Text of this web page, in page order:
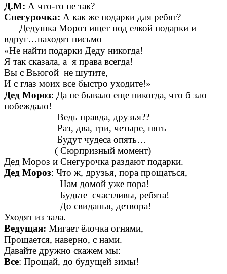
Д.М: А что-то не так?
Снегурочка: А как же подарки для ребят?
Дедушка Мороз ищет под елкой подарки и
вдруг…находят письмо
«Не найти подарки Деду никогда!
Я так сказала, а я права всегда!
Вы с Вьюгой не шутите,
И с глаз моих все быстро уходите!»
Дед Мороз: Да не бывало еще никогда, что б зло
побеждало!
Ведь правда, друзья??
Раз, два, три, четыре, пять
Будут чудеса опять…
( Сюрпризный момент)
Дед Мороз и Снегурочка раздают подарки.
Дед Мороз: Что ж, друзья, пора прощаться,
Нам домой уже пора!
Будьте счастливы, ребята!
До свиданья, детвора!
Уходят из зала.
Ведущая: Мигает ёлочка огнями,
Прощается, наверно, с нами.
Давайте дружно скажем мы:
Все: Прощай, до будущей зимы!